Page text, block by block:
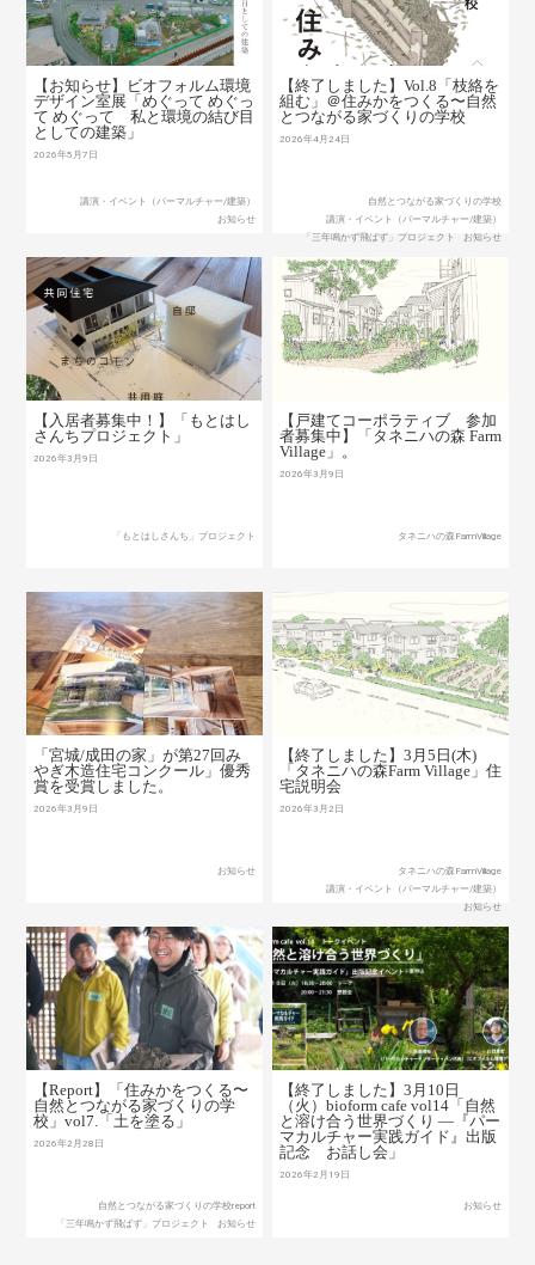
【お知らせ】ビオフォルム環境
デザイン室展「めぐって めぐっ
て めぐって 私と環境の結び目
としての建築」
2026年5月7日
講演・イベント（パーマルチャー/建築）
お知らせ
【終了しました】Vol.8「枝絡を
組む」＠住みかをつくる〜自然
とつながる家づくりの学校
2026年4月24日
自然とつながる家づくりの学校
講演・イベント（パーマルチャー/建築）
「三年鳴かず飛ばず」プロジェクト
お知らせ
【入居者募集中！】「もとはし
さんちプロジェクト」
2026年3月9日
「もとはしさんち」プロジェクト
【戸建てコーポラティブ 参加
者募集中】「タネニハの森 Farm
Village」。
2026年3月9日
タネニハの森FarmVillage
「宮城/成田の家」が第27回み
やぎ木造住宅コンクール」優秀
賞を受賞しました。
2026年3月9日
お知らせ
【終了しました】3月5日(木)
「タネニハの森Farm Village」住
宅説明会
2026年3月2日
タネニハの森FarmVillage
講演・イベント（パーマルチャー/建築）
お知らせ
【Report】「住みかをつくる〜
自然とつながる家づくりの学
校」vol7.「土を塗る」
2026年2月28日
自然とつながる家づくりの学校report
「三年鳴かず飛ばず」プロジェクト
お知らせ
【終了しました】3月10日
（火）bioform cafe vol14「自然
と溶け合う世界づくり ―『パー
マカルチャー実践ガイド』出版
記念 お話し会」
2026年2月19日
お知らせ